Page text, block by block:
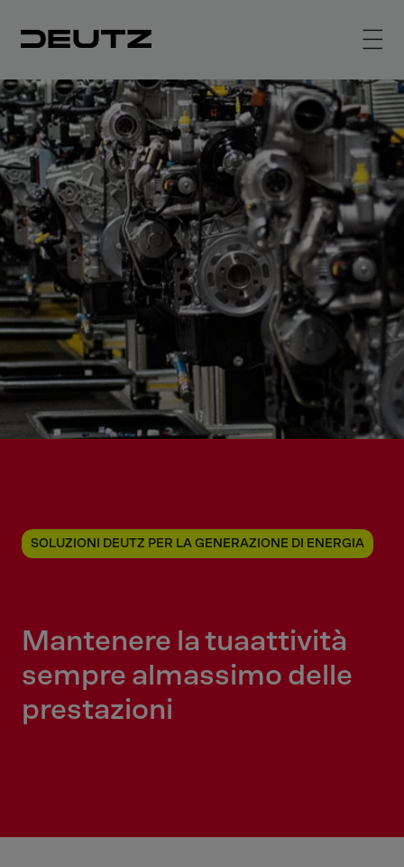
SOLUZIONI DEUTZ PER LA GENERAZIONE DI ENERGIA
Mantenere la tuaattività
sempre almassimo delle
prestazioni